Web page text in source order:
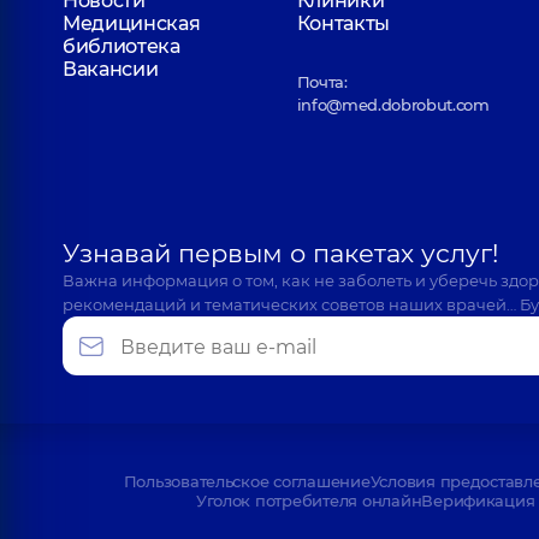
Медицинская
библиотека
Контакты
Вакансии
Почта:
info@med.dobrobut.com
Узнавай первым о пакетах услуг!
Важна информация о том, как не заболеть и уберечь
рекомендаций и тематических советов наших врачей…
Пользовательское соглашениеУсловия
Уголок потребителя онлайнВерификация